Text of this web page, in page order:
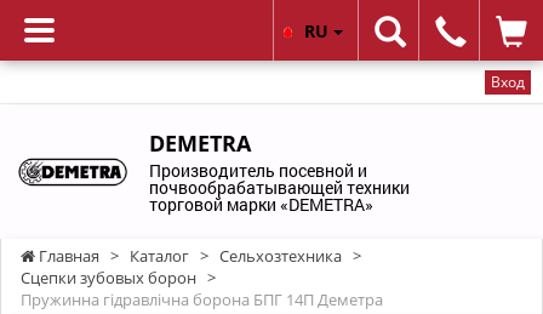
Вход
RU
DEMETRA
Производитель посевной и
почвообрабатывающей техники
торговой марки «DEMETRA»
Главная > Каталог > Сельхозтехника >
Сцепки зубовых борон >
Пружинна гідравлічна борона БПГ 14П Деметра